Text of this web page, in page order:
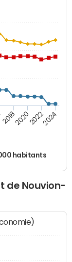
habitants
2018202020222024
de Nouvion-